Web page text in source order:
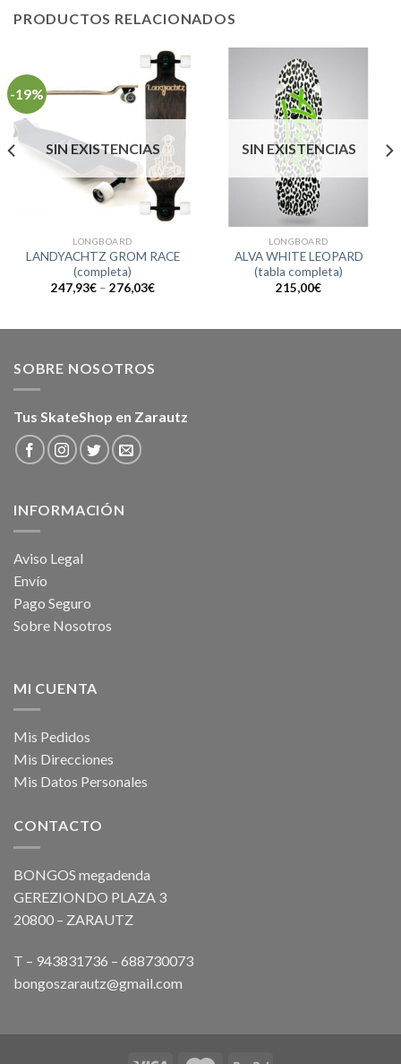
PRODUCTOS RELACIONADOS
-19%
SIN EXISTENCIAS
LONGBOARD
LANDYACHTZ GROM RACE
(completa)
247,93€– 276,03€
SIN EXISTENCIAS
LONGBOARD
ALVA WHITE LEOPARD
(tabla completa)
215,00€
SOBRE NOSOTROS
Tus SkateShop en Zarautz
INFORMACIÓN
Aviso Legal
Envío
Pago Seguro
Sobre Nosotros
MI CUENTA
Mis Pedidos
Mis Direcciones
Mis Datos Personales
CONTACTO
BONGOS megadenda
GEREZIONDO PLAZA 3
20800 – ZARAUTZ
T – 943831736 – 688730073
bongoszarautz@gmail.com